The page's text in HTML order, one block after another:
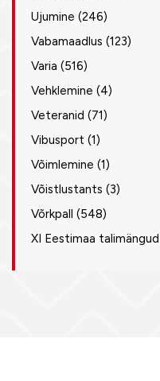
Ujumine (246)
Vabamaadlus (123)
Varia (516)
Vehklemine (4)
Veteranid (71)
Vibusport (1)
Võimlemine (1)
Võistlustants (3)
Võrkpall (548)
XI Eestimaa talimängud